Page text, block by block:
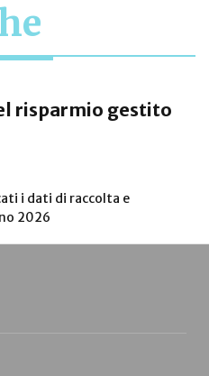
risparmio gestito
i dati di raccolta e
2026